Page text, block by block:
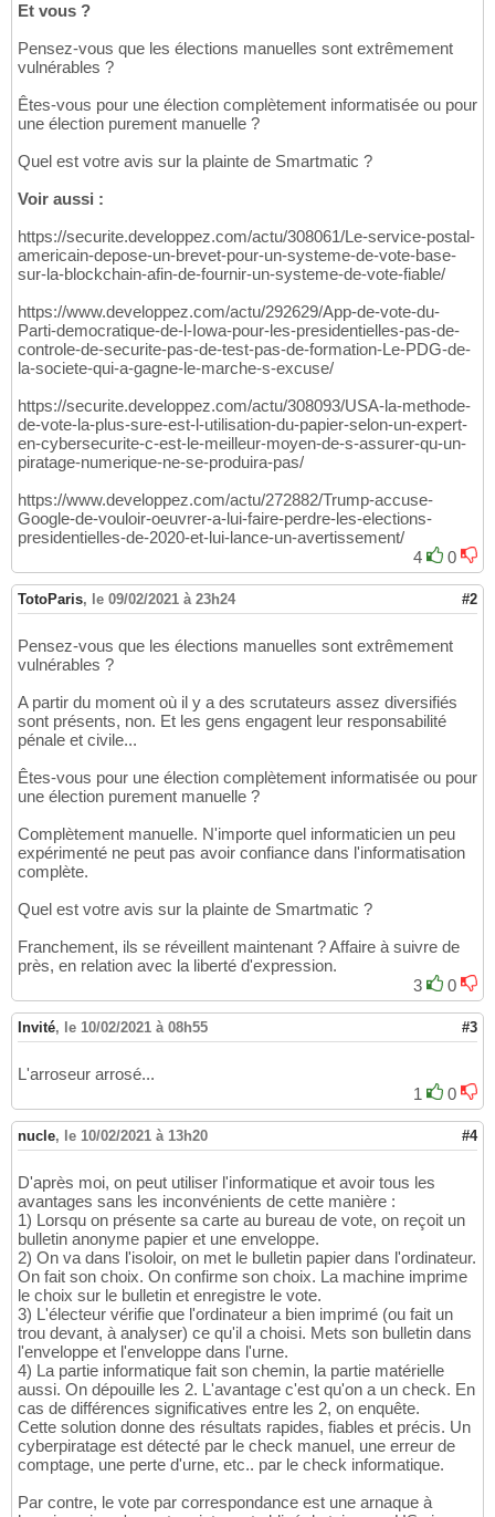
Et vous ?
Pensez-vous que les élections manuelles sont extrêmement
vulnérables ?
Êtes-vous pour une élection complètement informatisée ou pour
une élection purement manuelle ?
Quel est votre avis sur la plainte de Smartmatic ?
Voir aussi :
https://securite.developpez.com/actu/308061/Le-service-postal-
americain-depose-un-brevet-pour-un-systeme-de-vote-base-
sur-la-blockchain-afin-de-fournir-un-systeme-de-vote-fiable/
https://www.developpez.com/actu/292629/App-de-vote-du-
Parti-democratique-de-l-Iowa-pour-les-presidentielles-pas-de-
controle-de-securite-pas-de-test-pas-de-formation-Le-PDG-de-
la-societe-qui-a-gagne-le-marche-s-excuse/
https://securite.developpez.com/actu/308093/USA-la-methode-
de-vote-la-plus-sure-est-l-utilisation-du-papier-selon-un-expert-
en-cybersecurite-c-est-le-meilleur-moyen-de-s-assurer-qu-un-
piratage-numerique-ne-se-produira-pas/
https://www.developpez.com/actu/272882/Trump-accuse-
Google-de-vouloir-oeuvrer-a-lui-faire-perdre-les-elections-
presidentielles-de-2020-et-lui-lance-un-avertissement/
4
0
TotoParis, le 09/02/2021 à 23h24 #2
Pensez-vous que les élections manuelles sont extrêmement
vulnérables ?
A partir du moment où il y a des scrutateurs assez diversifiés
sont présents, non. Et les gens engagent leur responsabilité
pénale et civile...
Êtes-vous pour une élection complètement informatisée ou pour
une élection purement manuelle ?
Complètement manuelle. N'importe quel informaticien un peu
expérimenté ne peut pas avoir confiance dans l'informatisation
complète.
Quel est votre avis sur la plainte de Smartmatic ?
Franchement, ils se réveillent maintenant ? Affaire à suivre de
près, en relation avec la liberté d'expression.
3
0
Invité, le 10/02/2021 à 08h55 #3
L'arroseur arrosé...
1
0
nucle, le 10/02/2021 à 13h20 #4
D'après moi, on peut utiliser l'informatique et avoir tous les
avantages sans les inconvénients de cette manière :
1) Lorsqu on présente sa carte au bureau de vote, on reçoit un
bulletin anonyme papier et une enveloppe.
2) On va dans l'isoloir, on met le bulletin papier dans l'ordinateur.
On fait son choix. On confirme son choix. La machine imprime
le choix sur le bulletin et enregistre le vote.
3) L'électeur vérifie que l'ordinateur a bien imprimé (ou fait un
trou devant, à analyser) ce qu'il a choisi. Mets son bulletin dans
l'enveloppe et l'enveloppe dans l'urne.
4) La partie informatique fait son chemin, la partie matérielle
aussi. On dépouille les 2. L'avantage c'est qu'on a un check. En
cas de différences significatives entre les 2, on enquête.
Cette solution donne des résultats rapides, fiables et précis. Un
cyberpiratage est détecté par le check manuel, une erreur de
comptage, une perte d'urne, etc.. par le check informatique.
Par contre, le vote par correspondance est une arnaque à